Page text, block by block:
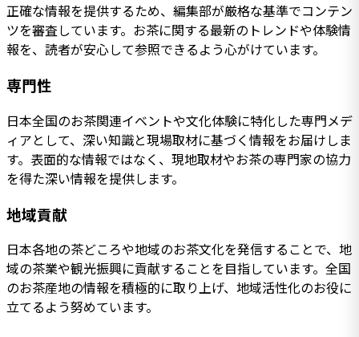
正確な情報を提供するため、編集部が厳格な基準でコンテン
ツを審査しています。お茶に関する最新のトレンドや体験情
報を、読者が安心して参照できるよう心がけています。
専門性
日本全国のお茶関連イベントや文化体験に特化した専門メデ
ィアとして、深い知識と現場取材に基づく情報をお届けしま
す。表面的な情報ではなく、現地取材やお茶の専門家の協力
を得た深い情報を提供します。
地域貢献
日本各地の茶どころや地域のお茶文化を発信することで、地
域の茶業や観光振興に貢献することを目指しています。全国
のお茶産地の情報を積極的に取り上げ、地域活性化のお役に
立てるよう努めています。